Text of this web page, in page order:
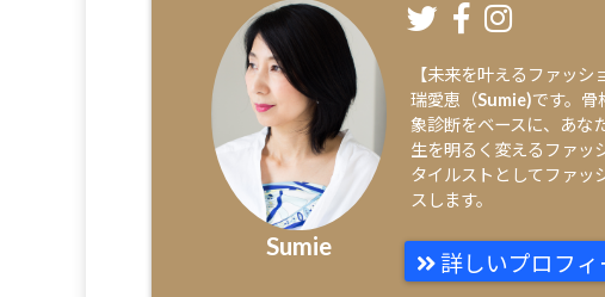
Sumie
【未来を叶えるファッ
瑞愛恵（Sumie)です。骨
象診断をベースに、あな
生を明るく変えるファッ
タイルストとしてファッ
スします。
詳しいプロフィ